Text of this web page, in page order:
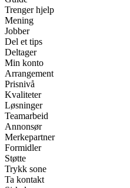
Trenger hjelp
Mening
Jobber
Del et tips
Deltager
Min konto
Arrangement
Prisnivå
Kvaliteter
Løsninger
Teamarbeid
Annonsør
Merkepartner
Formidler
Støtte
Trykk sone
Ta kontakt